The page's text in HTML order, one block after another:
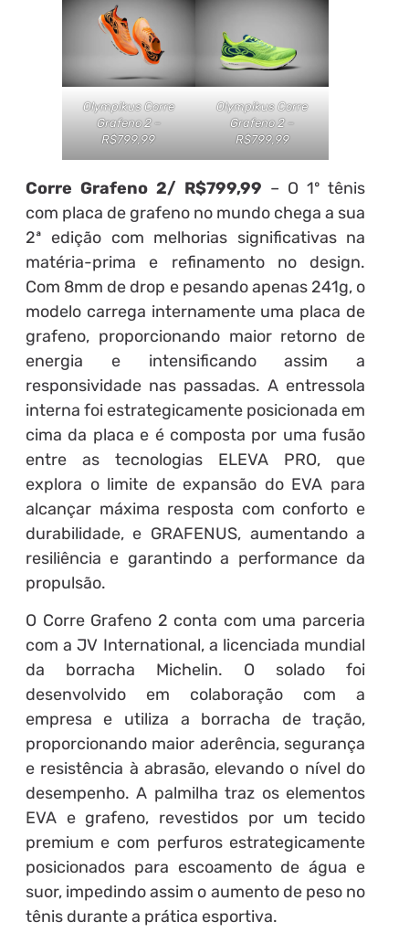
Olympikus Corre
Grafeno 2 –
R$799,99
Olympikus Corre
Grafeno 2 –
R$799,99
Corre Grafeno 2/ R$799,99 – O 1º tênis
com placa de grafeno no mundo chega a sua
2ª edição com melhorias significativas na
matéria-prima e refinamento no design.
Com 8mm de drop e pesando apenas 241g, o
modelo carrega internamente uma placa de
grafeno, proporcionando maior retorno de
energia e intensificando assim a
responsividade nas passadas. A entressola
interna foi estrategicamente posicionada em
cima da placa e é composta por uma fusão
entre as tecnologias ELEVA PRO, que
explora o limite de expansão do EVA para
alcançar máxima resposta com conforto e
durabilidade, e GRAFENUS, aumentando a
resiliência e garantindo a performance da
propulsão.
O Corre Grafeno 2 conta com uma parceria
com a JV International, a licenciada mundial
da borracha Michelin. O solado foi
desenvolvido em colaboração com a
empresa e utiliza a borracha de tração,
proporcionando maior aderência, segurança
e resistência à abrasão, elevando o nível do
desempenho. A palmilha traz os elementos
EVA e grafeno, revestidos por um tecido
premium e com perfuros estrategicamente
posicionados para escoamento de água e
suor, impedindo assim o aumento de peso no
tênis durante a prática esportiva.